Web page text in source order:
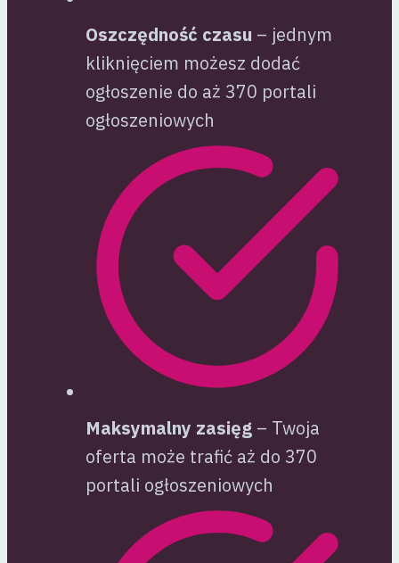
Oszczędność czasu – jednym
kliknięciem możesz dodać
ogłoszenie do aż 370 portali
ogłoszeniowych
Maksymalny zasięg – Twoja
oferta może trafić aż do 370
portali ogłoszeniowych